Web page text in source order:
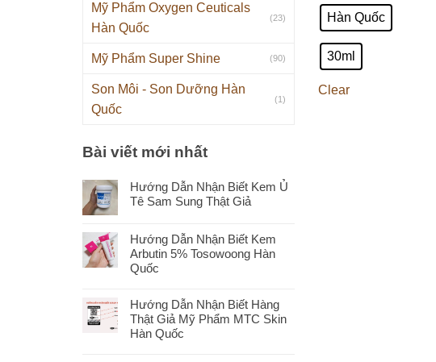
Mỹ Phẩm Oxygen Ceuticals
Hàn Quốc
(23)
Mỹ Phẩm Super Shine (90)
Son Môi - Son Dưỡng Hàn
Quốc
(1)
Bài viết mới nhất
Hướng Dẫn Nhận Biết Kem Ủ
Tê Sam Sung Thật Giả
Hướng Dẫn Nhận Biết Kem
Arbutin 5% Tosowoong Hàn
Quốc
Hướng Dẫn Nhận Biết Hàng
Thật Giả Mỹ Phẩm MTC Skin
Hàn Quốc
Hàn Quốc
30ml
Clear